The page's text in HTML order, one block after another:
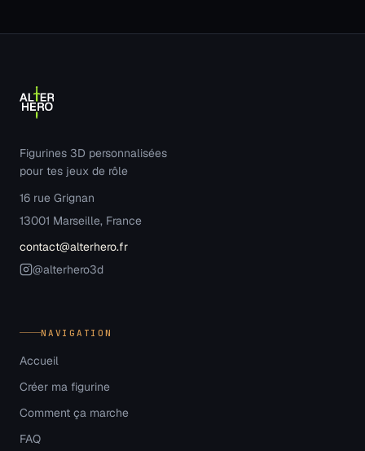
Figurines 3D personnalisées
pour tes jeux de rôle
16 rue Grignan
13001 Marseille, France
contact@alterhero.fr
@alterhero3d
NAVIGATION
Accueil
Créer ma figurine
Comment ça marche
FAQ